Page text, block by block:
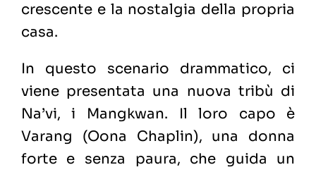
crescente e la nostalgia della propria
casa.
In questo scenario drammatico, ci
viene presentata una nuova tribù di
Na’vi, i Mangkwan. Il loro capo è
Varang (Oona Chaplin), una donna
forte e senza paura, che guida un